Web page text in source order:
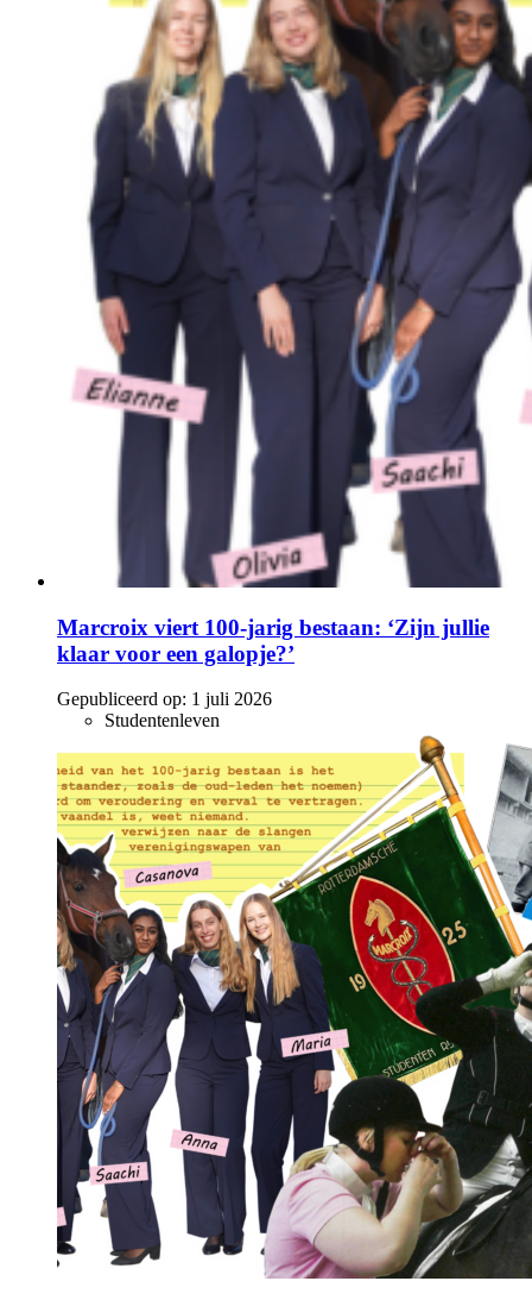
Marcroix viert 100-jarig bestaan: ‘Zijn jullie
klaar voor een galopje?’
Gepubliceerd op: 1 juli 2026
Studentenleven